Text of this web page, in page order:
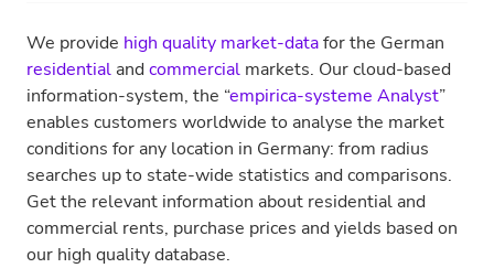
We provide high quality market-datafor the German
residential and commercial markets. Our cloud-based
information-system, the “empirica-systeme Analyst”
enables customers worldwide to analyse the market
conditions for any location in Germany: from radius
searches up to state-wide statistics and comparisons.
Get the relevant information about residential and
commercial rents, purchase prices and yields based on
our high quality database.